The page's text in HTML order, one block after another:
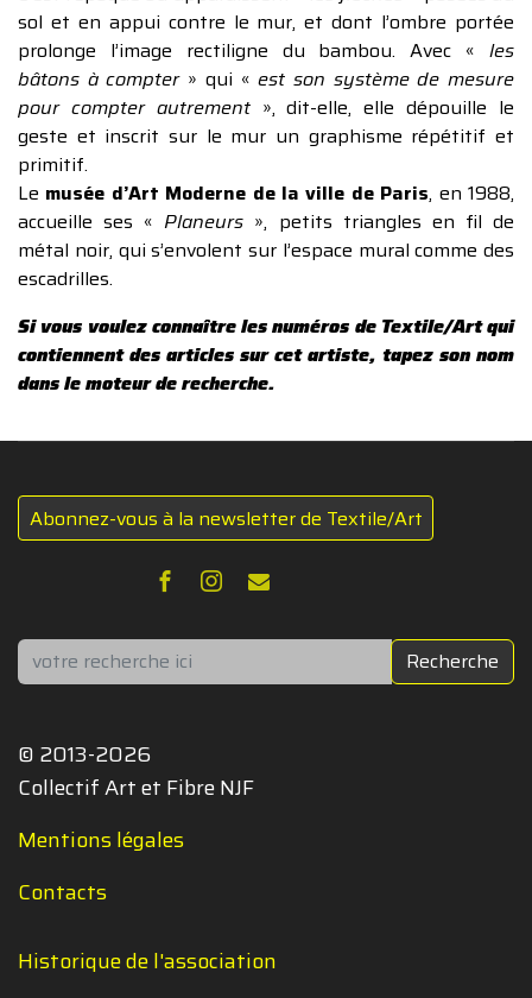
sol et en appui contre le mur, et dont l’ombre portée
prolonge l’image rectiligne du bambou. Avec « les
bâtons à compter» qui «est son système de mesure
pour compter autrement», dit-elle, elle dépouille le
geste et inscrit sur le mur un graphisme répétitif et
primitif.
Le musée d’Art Moderne de la ville de Paris, en 1988,
accueille ses «Planeurs », petits triangles en fil de
métal noir, qui s’envolent sur l’espace mural comme des
escadrilles.
Si vous voulez connaître les numéros de Textile/Art qui
contiennent des articles sur cet artiste, tapez son nom
dans le moteur de recherche.
Abonnez-vous à la newsletter de Textile/Art
Rechercher Recherche
© 2013-2026
Collectif Art et Fibre NJF
Mentions légales
Contacts
Historique de l'association